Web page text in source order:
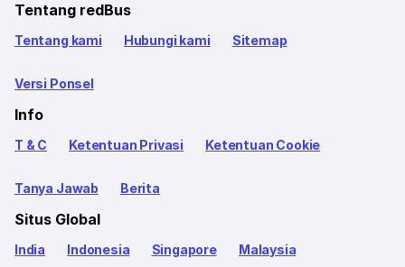
Tentang redBus
Tentang kami Hubungi kami Sitemap
Versi Ponsel
Info
T & C Ketentuan Privasi Ketentuan Cookie
Tanya Jawab Berita
Situs Global
India Indonesia Singapore Malaysia